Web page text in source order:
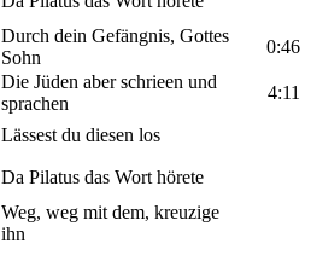
Durch dein Gefängnis, Gottes
Sohn
0:46
Die Jüden aber schrieen und
sprachen
4:11
Lässest du diesen los
Da Pilatus das Wort hörete
Weg, weg mit dem, kreuzige
ihn